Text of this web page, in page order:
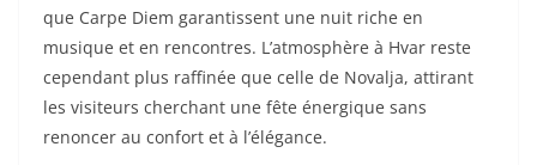
que Carpe Diem garantissent une nuit riche en
musique et en rencontres. L’atmosphère à Hvar reste
cependant plus raffinée que celle de Novalja, attirant
les visiteurs cherchant une fête énergique sans
renoncer au confort et à l’élégance.